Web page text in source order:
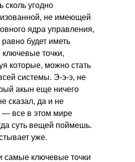
сколь угодно
не имеющей
ядра управления,
будет иметь
ключевые точки,
которые, можно стать
системы. Э-э-э, не
акын еще ничего
сказал, да и не
— все в этом мире
суть вещей поймешь.
уже.
самые ключевые точки